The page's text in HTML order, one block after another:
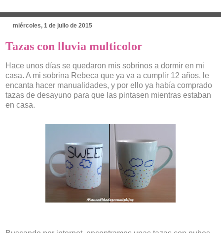
miércoles, 1 de julio de 2015
Tazas con lluvia multicolor
Hace unos días se quedaron mis sobrinos a dormir en mi
casa. A mi sobrina Rebeca que ya va a cumplir 12 años, le
encanta hacer manualidades, y por ello ya había comprado
tazas de desayuno para que las pintasen mientras estaban
en casa.